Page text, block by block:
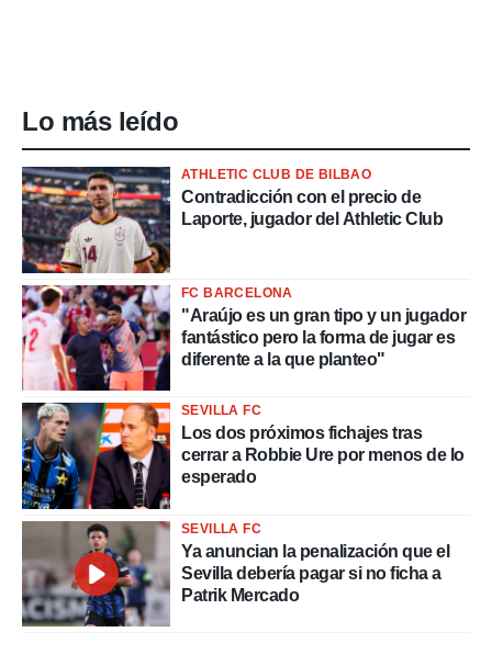
Lo más leído
ATHLETIC CLUB DE BILBAO
Contradicción con el precio de
Laporte, jugador del Athletic Club
FC BARCELONA
"Araújo es un gran tipo y un jugador
fantástico pero la forma de jugar es
diferente a la que planteo"
SEVILLA FC
Los dos próximos fichajes tras
cerrar a Robbie Ure por menos de lo
esperado
SEVILLA FC
Ya anuncian la penalización que el
Sevilla debería pagar si no ficha a
Patrik Mercado